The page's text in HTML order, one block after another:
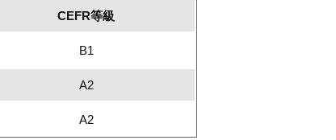
CEFR等級
B1
A2
A2